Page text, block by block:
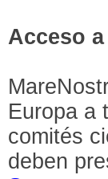
Acceso
Europa a
comités
deben